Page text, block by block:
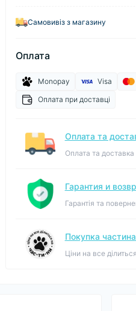
Самовивіз з магазину
Оплата
Monopay Visa
Оплата при доставці
Оплата та
Оплата та доставка
Гарантия и
Гарантія та
Покупка
Ціни на все